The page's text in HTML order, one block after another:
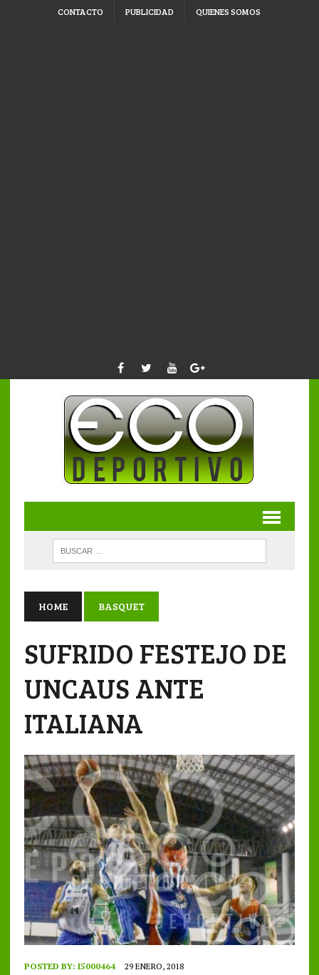
CONTACTO PUBLICIDAD QUIENES SOMOS
HOME BASQUET
SUFRIDO FESTEJO DE
UNCAUS ANTE
ITALIANA
POSTED BY: I5000464 29 ENERO, 2018